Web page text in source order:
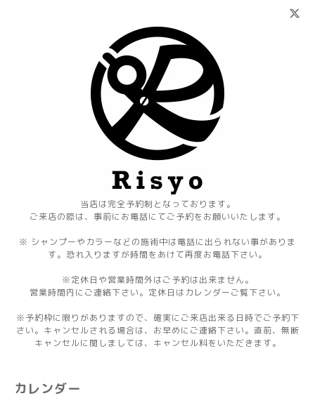
当店は完全予約制となっております。
ご来店の際は、事前にお電話にてご予約をお願いいたします。
※ シャンプーやカラーなどの施術中は電話に出られない事がありま
す。恐れ入りますが時間をあけて再度お電話下さい。
※定休日や営業時間外はご予約は出来ません。
営業時間内にご連絡下さい。定休日はカレンダーご覧下さい。
※予約枠に限りがありますので、確実にご来店出来る日時でご予約下
さい。キャンセルされる場合は、お早めにご連絡下さい。直前、無断
キャンセルに関しましては、キャンセル料をいただきます。
カレンダー